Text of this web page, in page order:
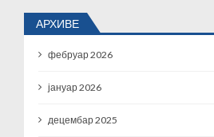
АРХИВЕ
фебруар 2026
јануар 2026
децембар 2025